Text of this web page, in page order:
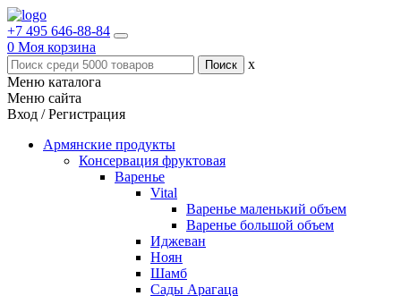
+7 495 646-88-84
0 Моя корзина
x
Меню каталога
Меню сайта
Вход / Регистрация
Армянские продукты
Консервация фруктовая
Варенье
Vital
Варенье маленький объем
Варенье большой объем
Иджеван
Ноян
Шамб
Сады Арагаца